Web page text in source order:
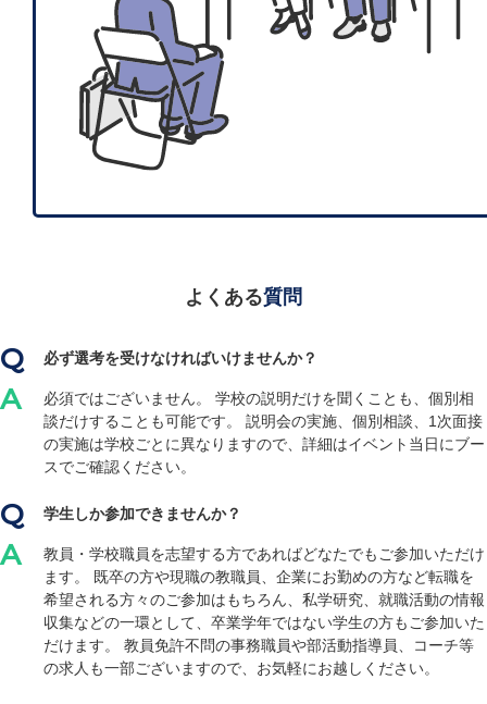
よくある質問
必ず選考を受けなければいけませんか？
必須ではございません。 学校の説明だけを聞くことも、個別相
談だけすることも可能です。 説明会の実施、個別相談、1次面接
の実施は学校ごとに異なりますので、詳細はイベント当日にブー
スでご確認ください。
学生しか参加できませんか？
教員・学校職員を志望する方であればどなたでもご参加いただけ
ます。 既卒の方や現職の教職員、企業にお勤めの方など転職を
希望される方々のご参加はもちろん、私学研究、就職活動の情報
収集などの一環として、卒業学年ではない学生の方もご参加いた
だけます。 教員免許不問の事務職員や部活動指導員、コーチ等
の求人も一部ございますので、お気軽にお越しください。